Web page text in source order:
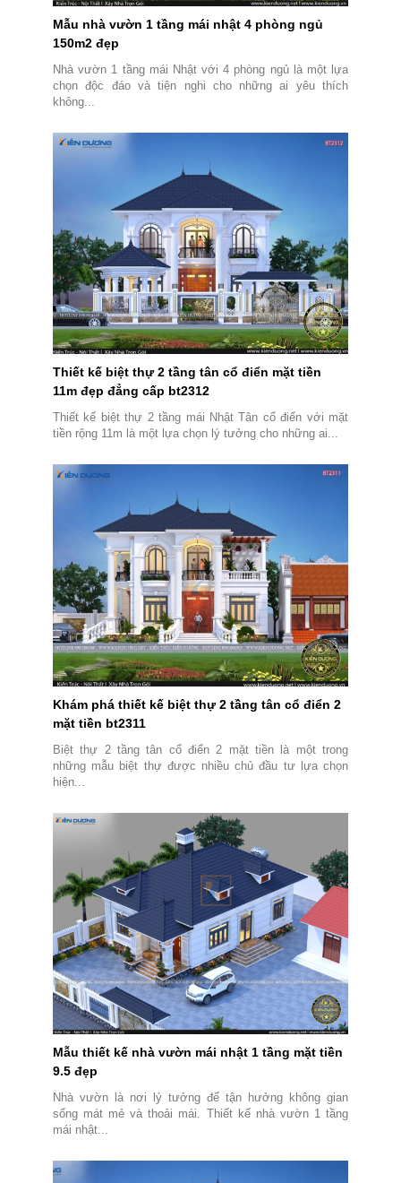
Mẫu nhà vườn 1 tầng mái nhật 4 phòng ngủ
150m2 đẹp
Nhà vườn 1 tầng mái Nhật với 4 phòng ngủ là một lựa
chọn độc đáo và tiện nghi cho những ai yêu thích
không...
Thiết kế biệt thự 2 tầng tân cổ điển mặt tiền
11m đẹp đẳng cấp bt2312
Thiết kế biệt thự 2 tầng mái Nhật Tân cổ điển với mặt
tiền rộng 11m là một lựa chọn lý tưởng cho những ai...
Khám phá thiết kế biệt thự 2 tầng tân cổ điển 2
mặt tiền bt2311
Biệt thự 2 tầng tân cổ điển 2 mặt tiền là một trong
những mẫu biệt thự được nhiều chủ đầu tư lựa chọn
hiện...
Mẫu thiết kế nhà vườn mái nhật 1 tầng mặt tiền
9.5 đẹp
Nhà vườn là nơi lý tưởng để tận hưởng không gian
sống mát mẻ và thoải mái. Thiết kế nhà vườn 1 tầng
mái nhật...